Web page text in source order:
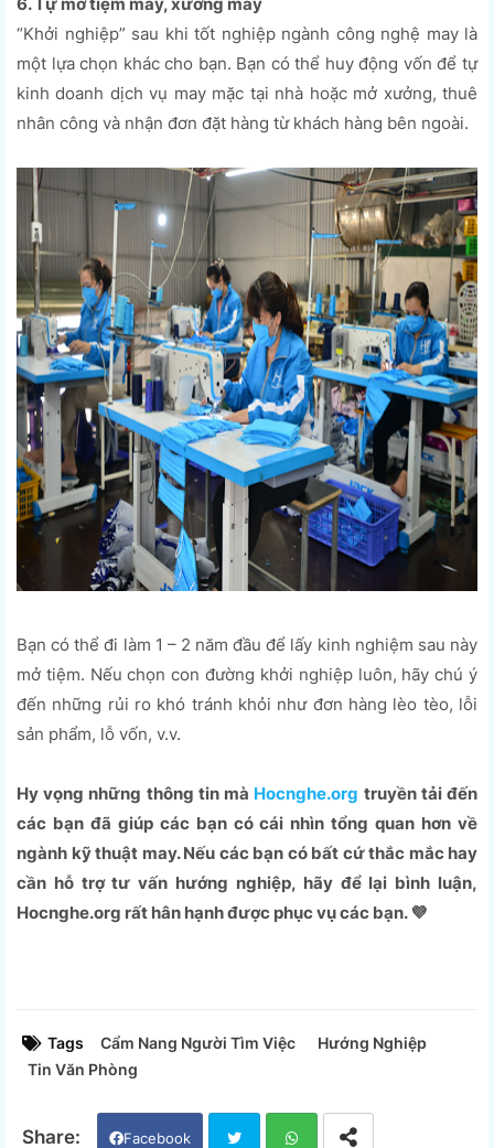
“Khởi nghiệp” sau khi tốt nghiệp ngành công nghệ may là
một lựa chọn khác cho bạn. Bạn có thể huy động vốn để tự
kinh doanh dịch vụ may mặc tại nhà hoặc mở xưởng, thuê
nhân công và nhận đơn đặt hàng từ khách hàng bên ngoài.
Bạn có thể đi làm 1 – 2 năm đầu để lấy kinh nghiệm sau này
mở tiệm. Nếu chọn con đường khởi nghiệp luôn, hãy chú ý
đến những rủi ro khó tránh khỏi như đơn hàng lèo tèo, lỗi
sản phẩm, lỗ vốn, v.v.
Hy vọng những thông tin mà Hocnghe.org truyền tải đến
các bạn đã giúp các bạn có cái nhìn tổng quan hơn về
ngành kỹ thuật may. Nếu các bạn có bất cứ thắc mắc hay
cần hỗ trợ tư vấn hướng nghiệp, hãy để lại bình luận,
Hocnghe.org rất hân hạnh được phục vụ các bạn. 💜
Tags Cẩm Nang Người Tìm Việc
Hướng Nghiệp
Tin Văn Phòng
Facebook